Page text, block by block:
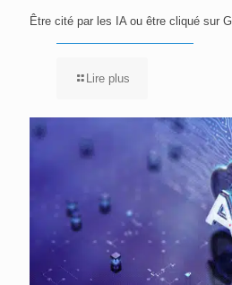
Être cité par les IA ou être cliqué sur
Lire plus